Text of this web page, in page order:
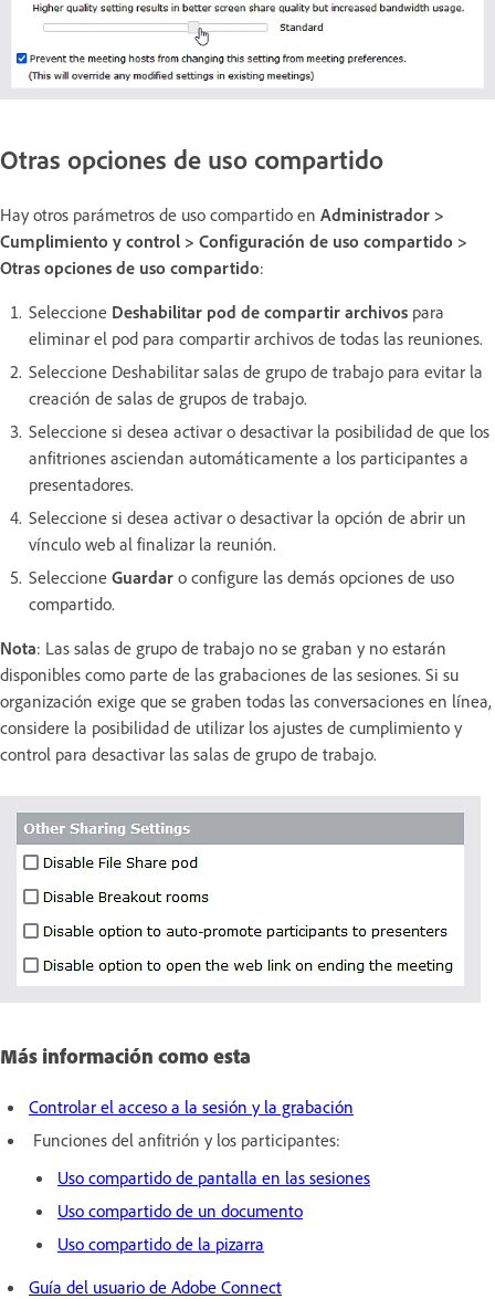
Otras opciones de uso compartido
Hay otros parámetros de uso compartido en Administrador >
Cumplimiento y control > Configuración de uso compartido >
Otras opciones de uso compartido:
Seleccione Deshabilitar pod de compartir archivos para
eliminar el pod para compartir archivos de todas las reuniones.
Seleccione Deshabilitar salas de grupo de trabajo para evitar la
creación de salas de grupos de trabajo.
Seleccione si desea activar o desactivar la posibilidad de que los
anfitriones asciendan automáticamente a los participantes a
presentadores.
Seleccione si desea activar o desactivar la opción de abrir un
vínculo web al finalizar la reunión.
Seleccione Guardar o configure las demás opciones de uso
compartido.
Nota: Las salas de grupo de trabajo no se graban y no estarán
disponibles como parte de las grabaciones de las sesiones. Si su
organización exige que se graben todas las conversaciones en línea,
considere la posibilidad de utilizar los ajustes de cumplimiento y
control para desactivar las salas de grupo de trabajo.
Más información como esta
Controlar el acceso a la sesión y la grabación
Funciones del anfitrión y los participantes:
Uso compartido de pantalla en las sesiones
Uso compartido de un documento
Uso compartido de la pizarra
Guía del usuario de Adobe Connect